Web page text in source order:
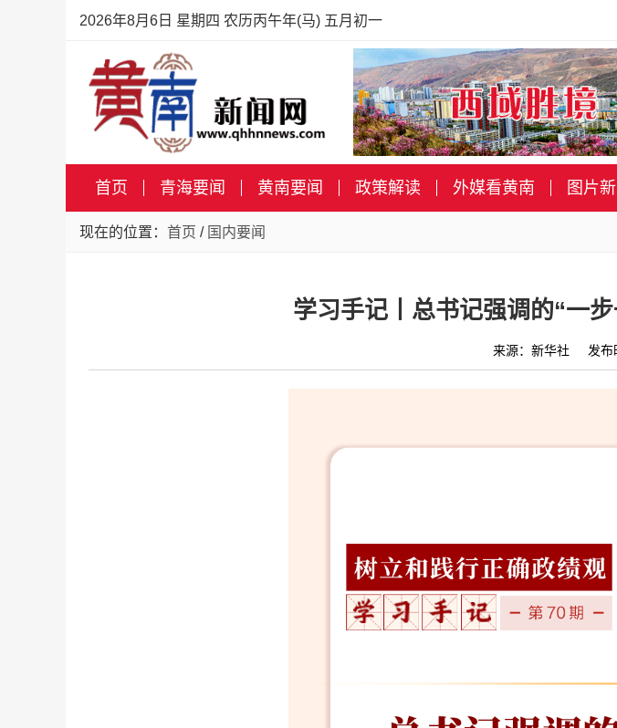
2026年8月6日 星期四 农历丙午年(马) 五月初一
首页 青海要闻 黄南要闻 政策解读 外媒看黄南 图片
现在的位置： 首页 / 国内要闻
学习手记丨总书记强调的“一
来源：新华社 发布